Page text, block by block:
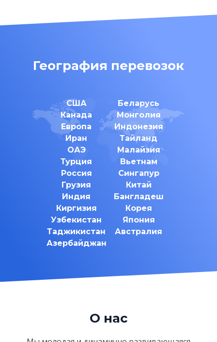
География перевозок
США
Канада
Европа
Иран
ОАЭ
Турция
Россия
Грузия
Индия
Киргизия
Узбекистан
Таджикистан
Азербайджан
Беларусь
Монголия
Индонезия
Тайланд
Малайзия
Вьетнам
Сингапур
Китай
Бангладеш
Корея
Япония
Австралия
О нас